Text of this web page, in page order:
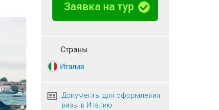
Заявка на тур
Страны
Италия
Документы для оформления
визы в Италию